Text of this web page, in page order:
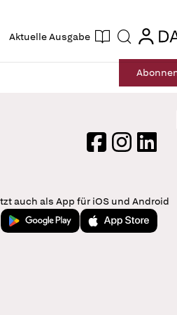
Aktuelle Ausgabe Suche
login
Abo
FacebookInstagram
LinkedIn
auch als App für iOS und Android
Jetzt bei Google PlayLaden im App Store